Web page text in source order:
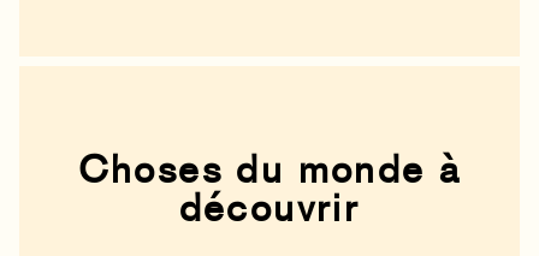
Choses du monde à
découvrir